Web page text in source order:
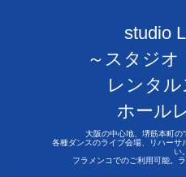
studio
～スタジオ
レンタ
ホール
大阪の中心地、堺筋本町の
各種ダンスのライブ会場、リハーサ
い。
フラメンコでのご利用可能。